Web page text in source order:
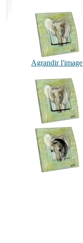
Agrandir l'image